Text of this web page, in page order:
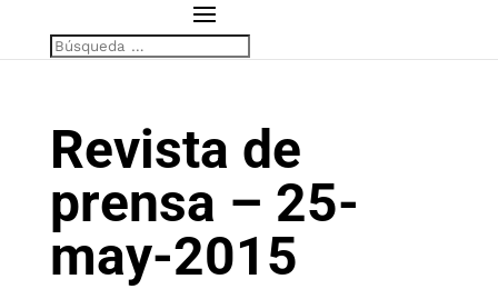
Revista de
prensa – 25-
may-2015